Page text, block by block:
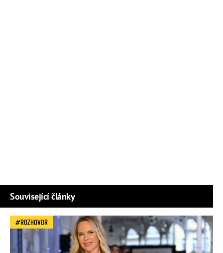
Související články
ROZHOVOR